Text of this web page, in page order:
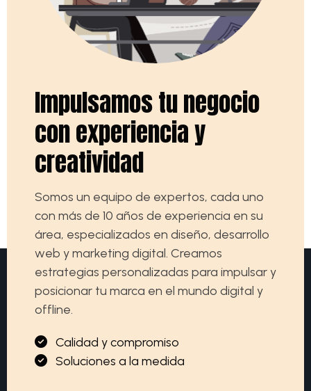
Impulsamostunegocio
conexperienciay
creatividad
Somos un equipo de expertos, cada uno
con más de 10 años de experiencia en su
área, especializados en diseño, desarrollo
web y marketing digital. Creamos
estrategias personalizadas para impulsar y
posicionar tu marca en el mundo digital y
offline.
Calidad ycompromiso
Soluciones a la medida